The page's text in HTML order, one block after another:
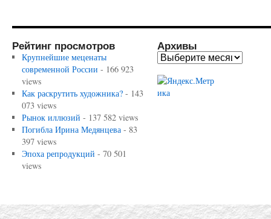
Рейтинг просмотров
Крупнейшие меценаты
современной России - 166 923
views
Как раскрутить художника?- 143
073 views
Рынок иллюзий - 137 582 views
Погибла Ирина Медянцева- 83
397 views
Эпоха репродукций - 70 501
views
Архивы